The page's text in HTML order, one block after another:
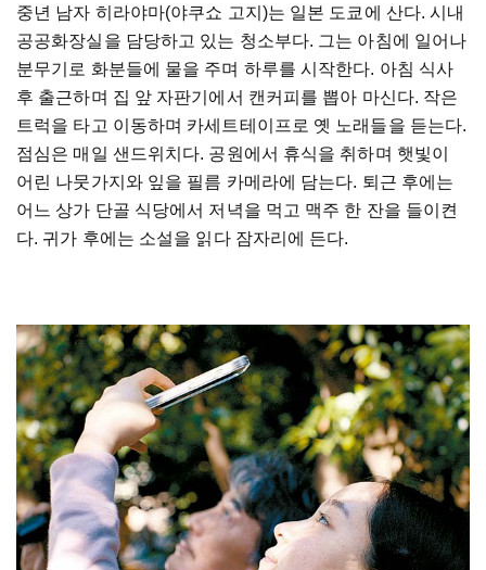
중년 남자 히라야마(야쿠쇼 고지)는 일본 도쿄에 산다. 시내
공공화장실을 담당하고 있는 청소부다. 그는 아침에 일어나
분무기로 화분들에 물을 주며 하루를 시작한다. 아침 식사
후 출근하며 집 앞 자판기에서 캔커피를 뽑아 마신다. 작은
트럭을 타고 이동하며 카세트테이프로 옛 노래들을 듣는다.
점심은 매일 샌드위치다. 공원에서 휴식을 취하며 햇빛이
어린 나뭇가지와 잎을 필름 카메라에 담는다. 퇴근 후에는
어느 상가 단골 식당에서 저녁을 먹고 맥주 한 잔을 들이켠
다. 귀가 후에는 소설을 읽다 잠자리에 든다.